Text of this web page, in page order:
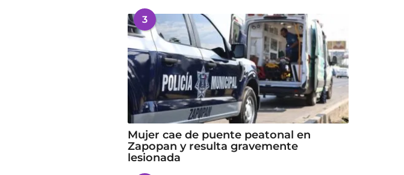
3
Mujer cae de puente peatonal en
Zapopan y resulta gravemente
lesionada